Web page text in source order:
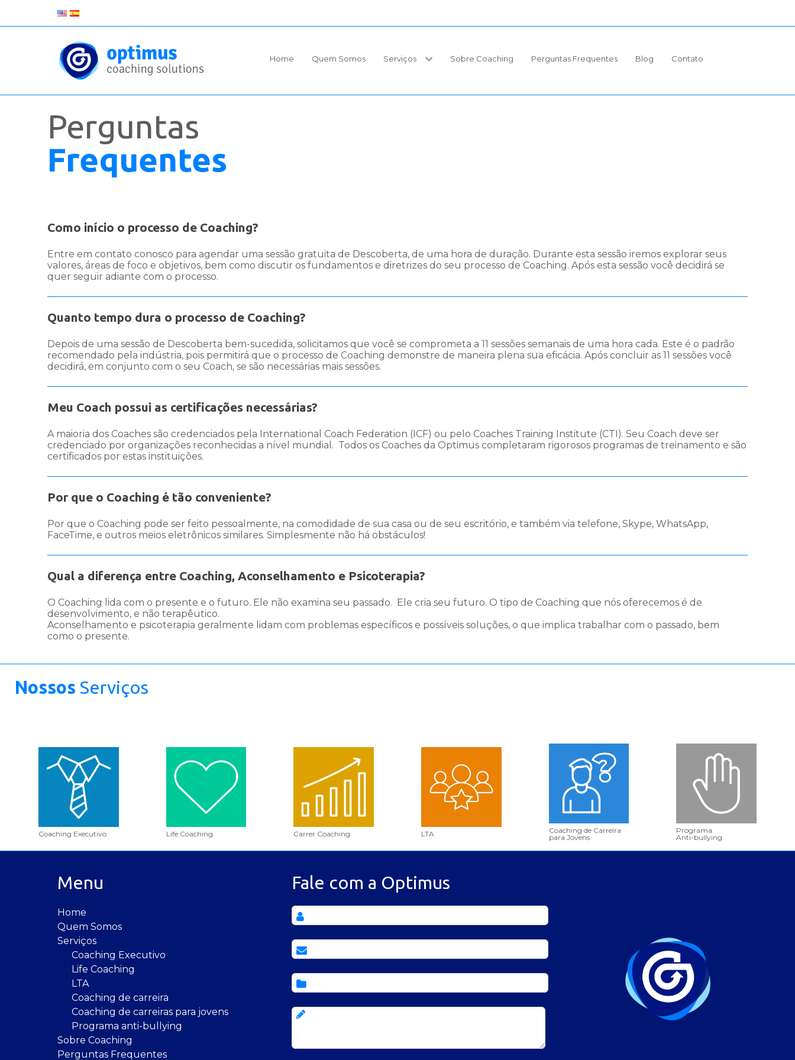
Home Quem Somos Serviços Sobre Coaching Perguntas Frequentes Blog Contato
Perguntas
Frequentes
Como início o processo de Coaching?
Entre em contato conosco para agendar uma sessão gratuita de Descoberta, de uma hora de duração. Durante esta sessão iremos explorar seus
valores, áreas de foco e objetivos, bem como discutir os fundamentos e diretrizes do seu processo de Coaching. Após esta sessão você decidirá se
quer seguir adiante com o processo.
Quanto tempo dura o processo de Coaching?
Depois de uma sessão de Descoberta bem-sucedida, solicitamos que você se comprometa a 11 sessões semanais de uma hora cada. Este é o padrão
recomendado pela indústria, pois permitirá que o processo de Coaching demonstre de maneira plena sua eficácia. Após concluir as 11 sessões você
decidirá, em conjunto com o seu Coach, se são necessárias mais sessões.
Meu Coach possui as certificações necessárias?
A maioria dos Coaches são credenciados pela International Coach Federation (ICF) ou pelo Coaches Training Institute (CTI). Seu Coach deve ser
credenciado por organizações reconhecidas a nível mundial. Todos os Coaches da Optimus completaram rigorosos programas de treinamento e são
certificados por estas instituições.
Por que o Coaching é tão conveniente?
Por que o Coaching pode ser feito pessoalmente, na comodidade de sua casa ou de seu escritório, e também via telefone, Skype, WhatsApp,
FaceTime, e outros meios eletrônicos similares. Simplesmente não há obstáculos!
Qual a diferença entre Coaching, Aconselhamento e Psicoterapia?
O Coaching lida com o presente e o futuro. Ele não examina seu passado. Ele cria seu futuro. O tipo de Coaching que nós oferecemos é de
desenvolvimento, e não terapêutico.
Aconselhamento e psicoterapia geralmente lidam com problemas específicos e possíveis soluções, o que implica trabalhar com o passado, bem
como o presente.
Nossos Serviços
Coaching Executivo Life Coaching Carrer Coaching LTA
Coaching de Carreira
para Jovens
Programa
Anti-bullying
Menu
Home
Quem Somos
Serviços
Coaching Executivo
Life Coaching
LTA
Coaching de carreira
Coaching de carreiras para jovens
Programa anti-bullying
Sobre Coaching
Perguntas Frequentes
Fale com a Optimus